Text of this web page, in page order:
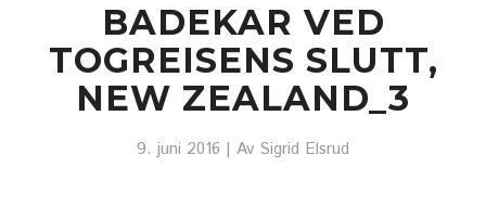
BADEKAR VED
TOGREISENS SLUTT,
NEW ZEALAND_3
9. juni 2016 | Av Sigrid Elsrud